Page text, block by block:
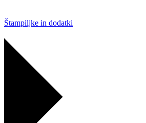
Štampiljke in dodatki